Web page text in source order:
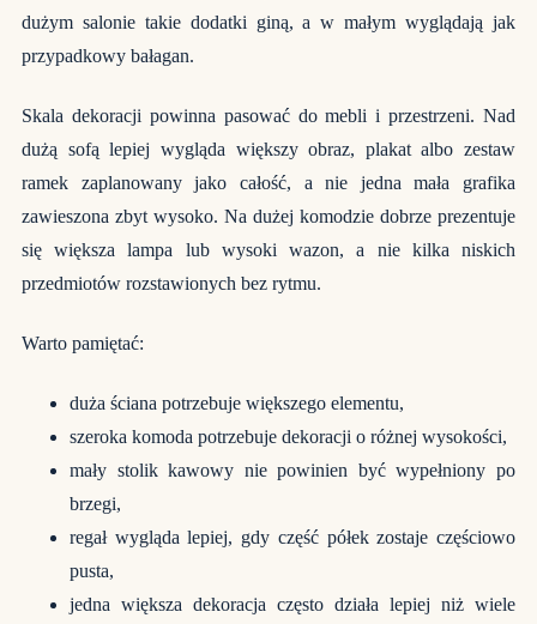
dużym salonie takie dodatki giną, a w małym wyglądają jak
przypadkowy bałagan.
Skala dekoracji powinna pasować do mebli i przestrzeni. Nad
dużą sofą lepiej wygląda większy obraz, plakat albo zestaw
ramek zaplanowany jako całość, a nie jedna mała grafika
zawieszona zbyt wysoko. Na dużej komodzie dobrze prezentuje
się większa lampa lub wysoki wazon, a nie kilka niskich
przedmiotów rozstawionych bez rytmu.
Warto pamiętać:
duża ściana potrzebuje większego elementu,
szeroka komoda potrzebuje dekoracji o różnej wysokości,
mały stolik kawowy nie powinien być wypełniony po
brzegi,
regał wygląda lepiej, gdy część półek zostaje częściowo
pusta,
jedna większa dekoracja często działa lepiej niż wiele